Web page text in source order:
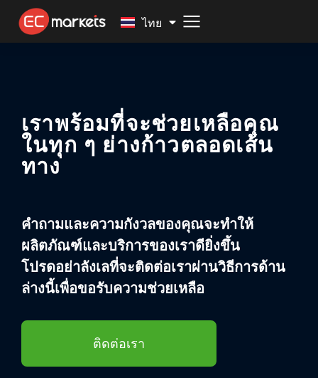
ไทย
Malay
เราพร้อมที่จะช่วยเหลือคุณ
ในทุก ๆ ย่างก้าวตลอดเส้น
ทาง
คำถามและความกังวลของคุณจะทำให้
ผลิตภัณฑ์และบริการของเราดียิ่งขึ้น
โปรดอย่าลังเลที่จะติดต่อเราผ่านวิธีการด้าน
ล่างนี้เพื่อขอรับความช่วยเหลือ
ติดต่อเรา